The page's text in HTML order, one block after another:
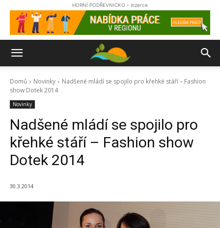
HORNÍ PODŘEVNICKO - inzerce
Domů Novinky
Nadšené mládí se spojilo pro křehké stáří – Fashion
show Dotek 2014
Novinky
Nadšené mládí se spojilo pro
křehké stáří – Fashion show
Dotek 2014
30.3.2014